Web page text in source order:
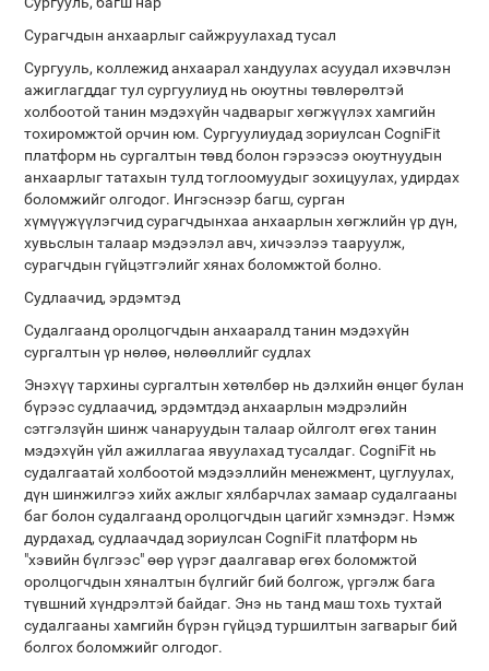
Сурагчдын анхаарлыг сайжруулахад тусал
Сургууль, коллежид анхаарал хандуулах асуудал ихэвчлэн
ажиглагддаг тул сургуулиуд нь оюутны төвлөрөлтэй
холбоотой танин мэдэхүйн чадварыг хөгжүүлэх хамгийн
тохиромжтой орчин юм. Сургуулиудад зориулсан CogniFit
платформ нь сургалтын төвд болон гэрээсээ оюутнуудын
анхаарлыг татахын тулд тоглоомуудыг зохицуулах, удирдах
боломжийг олгодог. Ингэснээр багш, сурган
хүмүүжүүлэгчид сурагчдынхаа анхаарлын хөгжлийн үр дүн,
хувьслын талаар мэдээлэл авч, хичээлээ тааруулж,
сурагчдын гүйцэтгэлийг хянах боломжтой болно.
Судлаачид, эрдэмтэд
Судалгаанд оролцогчдын анхааралд танин мэдэхүйн
сургалтын үр нөлөө, нөлөөллийг судлах
Энэхүү тархины сургалтын хөтөлбөр нь дэлхийн өнцөг булан
бүрээс судлаачид, эрдэмтдэд анхаарлын мэдрэлийн
сэтгэлзүйн шинж чанаруудын талаар ойлголт өгөх танин
мэдэхүйн үйл ажиллагаа явуулахад тусалдаг. CogniFit нь
судалгаатай холбоотой мэдээллийн менежмент, цуглуулах,
дүн шинжилгээ хийх ажлыг хялбарчлах замаар судалгааны
баг болон судалгаанд оролцогчдын цагийг хэмнэдэг. Нэмж
дурдахад, судлаачдад зориулсан CogniFit платформ нь
"хэвийн бүлгээс" өөр үүрэг даалгавар өгөх боломжтой
оролцогчдын хяналтын бүлгийг бий болгож, үргэлж бага
түвшний хүндрэлтэй байдаг. Энэ нь танд маш тохь тухтай
судалгааны хамгийн бүрэн гүйцэд туршилтын загварыг бий
болгох боломжийг олгодог.